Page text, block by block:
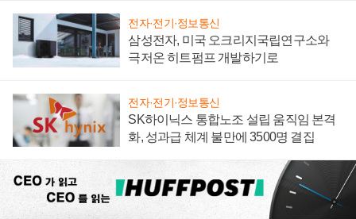
전자·전기·정보통신
삼성전자, 미국 오크리지국립연구소와
극저온 히트펌프 개발하기로
전자·전기·정보통신
SK하이닉스 통합노조 설립 움직임 본격
화, 성과급 체계 불만에 3500명 결집